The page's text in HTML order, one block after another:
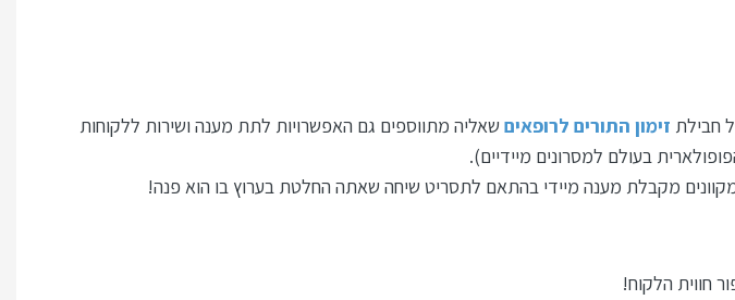
חבילת זימון התורים לרופאים שאליה מתווספים גם האפשרויות לתת מענה ושירות ללקוחות
בעולם למסרונים מיידיים).
מקבלת מענה מיידי בהתאם לתסריט שיחה שאתה החלטת בערוץ בו הוא פנה!
חווית הלקוח!